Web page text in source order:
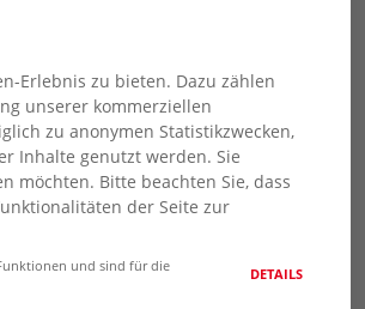
gut
zu
Erlebnis zu bieten. Dazu zählen
unserer kommerziellen
zu anonymen Statistikzwecken,
Inhalte genutzt werden. Sie
möchten. Bitte beachten Sie, dass
der Seite zur
und sind für die
DETAILS